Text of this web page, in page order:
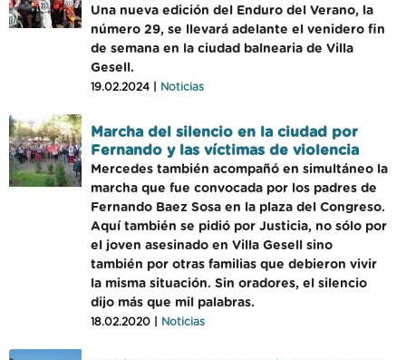
Una nueva edición del Enduro del Verano, la
número 29, se llevará adelante el venidero fin
de semana en la ciudad balnearia de Villa
Gesell.
19.02.2024 | Noticias
Marcha del silencio en la ciudad por
Fernando y las víctimas de violencia
Mercedes también acompañó en simultáneo la
marcha que fue convocada por los padres de
Fernando Baez Sosa en la plaza del Congreso.
Aquí también se pidió por Justicia, no sólo por
el joven asesinado en Villa Gesell sino
también por otras familias que debieron vivir
la misma situación. Sin oradores, el silencio
dijo más que mil palabras.
18.02.2020 | Noticias